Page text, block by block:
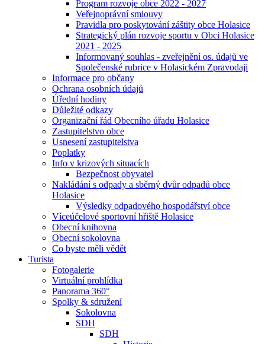
Program rozvoje obce 2022 - 2027
Veřejnoprávní smlouvy
Pravidla pro poskytování záštity obce Holasice
Strategický plán rozvoje sportu v Obci Holasice
2021 - 2025
Informovaný souhlas - zveřejnění os. údajů ve
Společenské rubrice v Holasickém Zpravodaji
Informace pro občany
Ochrana osobních údajů
Úřední hodiny
Důležité odkazy
Organizační řád Obecního úřadu Holasice
Zastupitelstvo obce
Usnesení zastupitelstva
Poplatky
Info v krizových situacích
Bezpečnost obyvatel
Nakládání s odpady a sběrný dvůr odpadů obce
Holasice
Výsledky odpadového hospodářství obce
Víceúčelové sportovní hřiště Holasice
Obecní knihovna
Obecní sokolovna
Co byste měli vědět
Turista
Fotogalerie
Virtuální prohlídka
Panorama 360°
Spolky & sdružení
Sokolovna
SDH
SDH